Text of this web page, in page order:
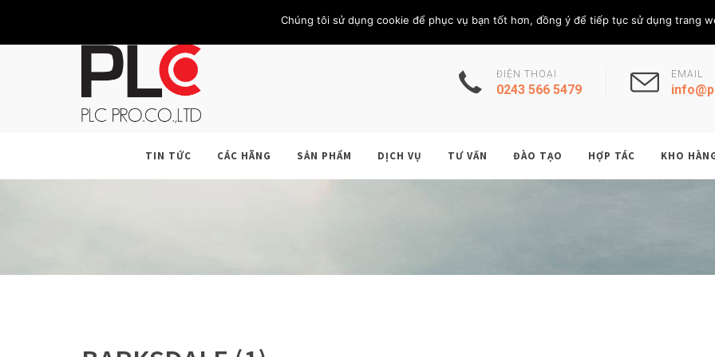
KHÁCH HÀNG LIÊN HỆ THÀNH VIÊN Thứ Bảy, 8/8/
ĐIỆN THOẠI
0243 566 5479
EMAIL
TIN TỨC CÁC HÃNG SẢN PHẨM DỊCH VỤ TƯ VẤN ĐÀO TẠO HỢP TÁC KHO
Chúng tôi sử dụng cookie để phục vụ bạn tốt hơn, đồng ý để tiếp tục sử dụng trang